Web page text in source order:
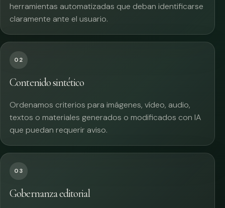
herramientas automatizadas que deban identificarse
claramente ante el usuario.
02
Contenido sintético
Ordenamos criterios para imágenes, vídeo, audio,
textos o materiales generados o modificados con IA
que puedan requerir aviso.
03
Gobernanza editorial